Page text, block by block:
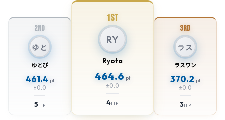
2nd
ゆと
ゆとぴ
461.4 pt
±0.0
5ITP
1st
RY
Ryota
464.6 pt
±0.0
4ITP
3rd
ラス
ラスワン
370.2 pt
±0.0
3ITP